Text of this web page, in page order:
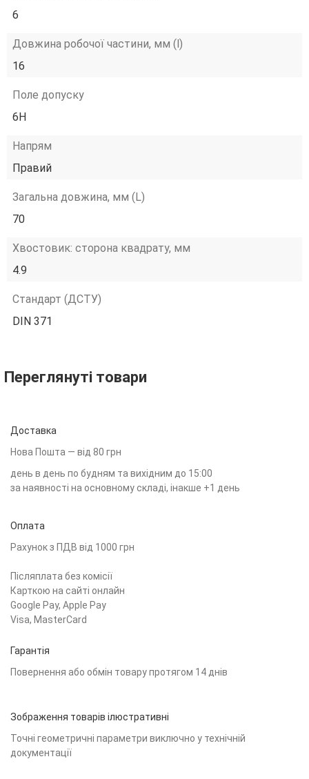
6
Довжина робочої частини, мм (l)
16
Поле допуску
6H
Напрям
Правий
Загальна довжина, мм (L)
70
Хвостовик: сторона квадрату, мм
4.9
Стандарт (ДСТУ)
DIN 371
Переглянуті товари
Доставка
Нова Пошта — від 80 грн
день в день по будням та вихідним до 15:00
за наявності на основному складі, інакше +1 день
Оплата
Рахунок з ПДВ від 1000 грн
Післяплата без комісії
Карткою на сайті онлайн
Google Pay, Apple Pay
Visa, MasterCard
Гарантія
Повернення або обмін товару протягом 14 днів
Зображення товарів ілюстративні
Точні геометричні параметри виключно у технічній
документації